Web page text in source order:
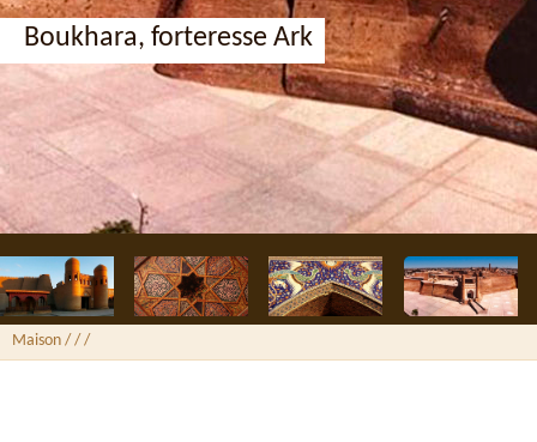
Boukhara, forteresse Ark
Maison / / /